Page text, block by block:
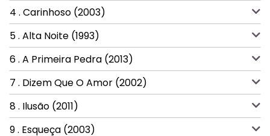
4 . Carinhoso (2003)
5 . Alta Noite (1993)
6 . A Primeira Pedra (2013)
7 . Dizem Que O Amor (2002)
8 . Ilusão (2011)
9 . Esqueça (2003)